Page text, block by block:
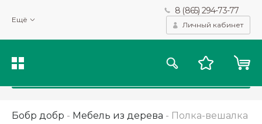
Ещё
8 (865) 294-73-77
Личный кабинет
Бобр добр - Мебель из дерева - Полка-вешалка
Мы используем файлы cookie и другие подобные технологии
для получения данных с целью сбора статистики, повышения
качества рекомендаций и предоставления вам возможности
персонализированного просмотра.Подробнее